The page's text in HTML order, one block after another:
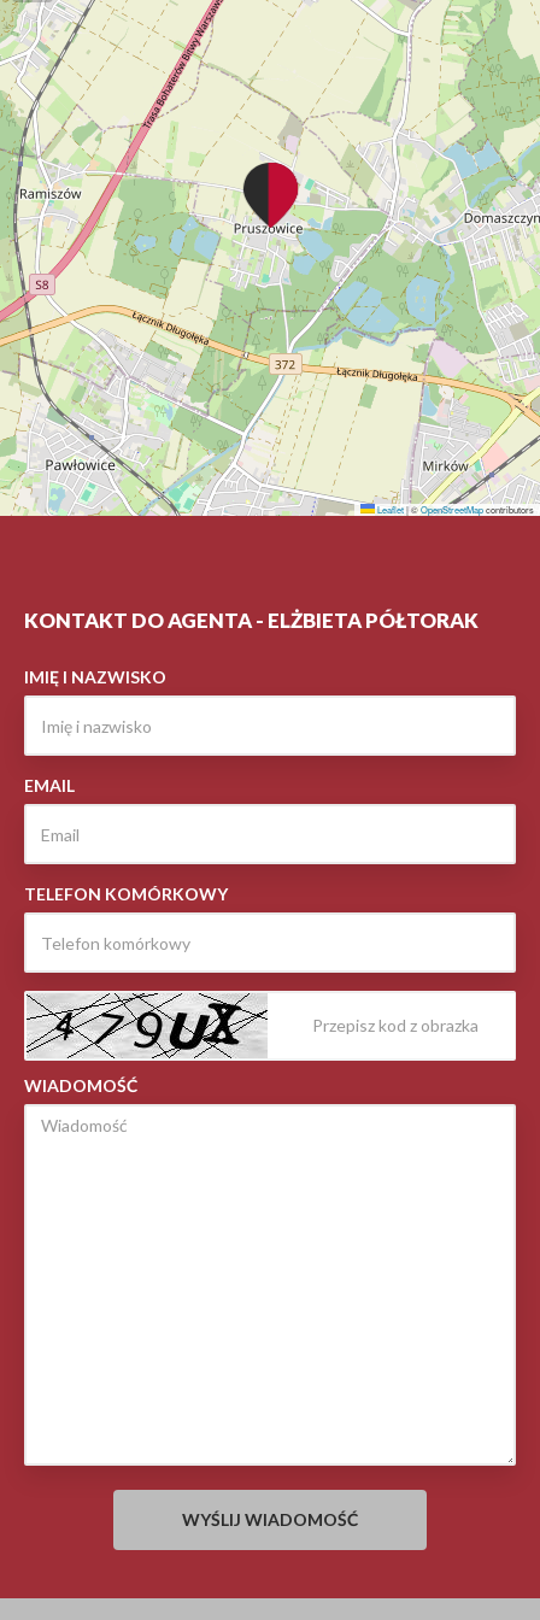
Leaflet|©OpenStreetMapcontributors
KONTAKT DO AGENTA - ELŻBIETA PÓŁTORAK
IMIĘ I NAZWISKO
EMAIL
TELEFON KOMÓRKOWY
WIADOMOŚĆ